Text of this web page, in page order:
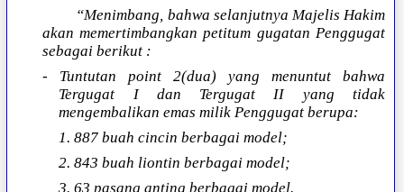
“Menimbang, bahwa selanjutnya Majelis Hakim
akan memertimbangkan petitum gugatan Penggugat
sebagai berikut :
- Tuntutan point 2(dua) yang menuntut bahwa
Tergugat I dan Tergugat II yang tidak
mengembalikan emas milik Penggugat berupa:
1. 887 buah cincin berbagai model;
2. 843 buah liontin berbagai model;
3. 63 pasang anting berbagai model.